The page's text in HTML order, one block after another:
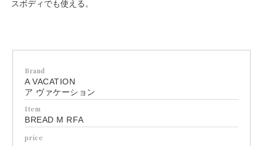
スボディでも使える。
Brand
A VACATION
ア ヴァケーション
Item
BREAD M RFA
price